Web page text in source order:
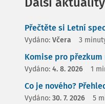
Přečtěte si Letní
Vydáno: Včera 3
Komise pro
Vydáno: 4. 8. 2026 1
Co je nového?
Vydáno: 30. 7. 2026 5